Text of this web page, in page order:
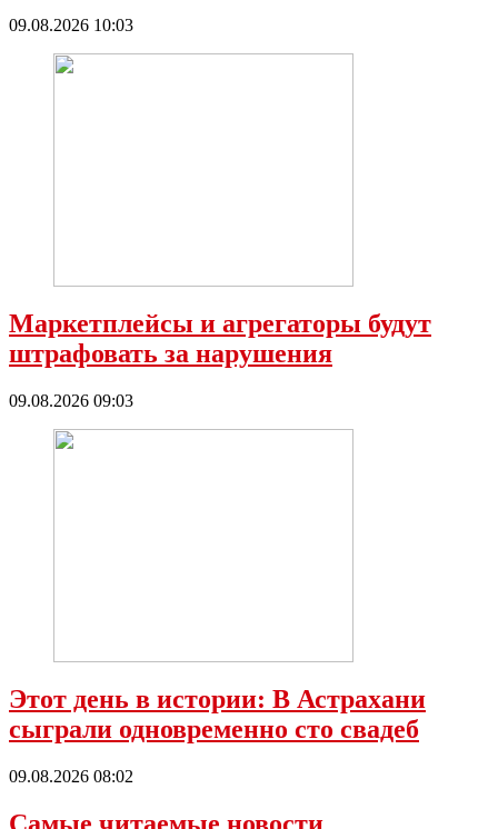
09.08.2026 10:03
Маркетплейсы и агрегаторы будут
штрафовать за нарушения
09.08.2026 09:03
Этот день в истории: В Астрахани
сыграли одновременно сто свадеб
09.08.2026 08:02
Самые читаемые новости